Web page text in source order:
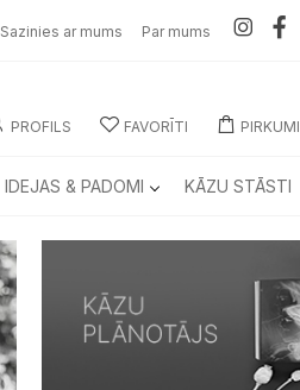
Sazinies ar mums Par mums
PROFILS FAVORĪTI PIRKUMI
IDEJAS & PADOMI KĀZU STĀSTI